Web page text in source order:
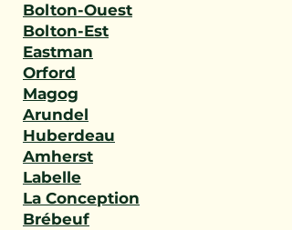
Bolton-Ouest
Bolton-Est
Eastman
Orford
Magog
Arundel
Huberdeau
Amherst
Labelle
La Conception
Brébeuf